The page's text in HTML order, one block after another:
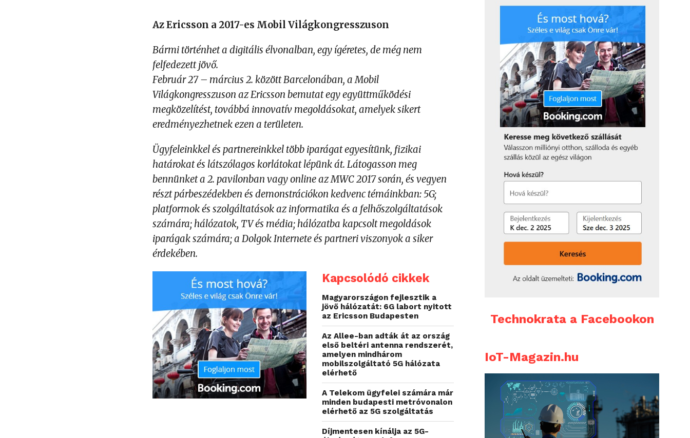
Az Ericsson a 2017-es Mobil Világkongresszuson
Bármi történhet a digitális élvonalban, egy ígéretes, de még nem
felfedezett jövő.
Február 27 – március 2. között Barcelonában, a Mobil
Világkongresszuson az Ericsson bemutat egy együttműködési
megközelítést, továbbá innovatív megoldásokat, amelyek sikert
eredményezhetnek ezen a területen.
Ügyfeleinkkel és partnereinkkel több iparágat egyesítünk, fizikai
határokat és látszólagos korlátokat lépünk át. Látogasson meg
bennünket a 2. pavilonban vagy online az MWC 2017 során, és vegyen
részt párbeszédekben és demonstrációkon kedvenc témáinkban: 5G;
platformok és szolgáltatások az informatika és a felhőszolgáltatások
számára; hálózatok, TV és média; hálózatba kapcsolt megoldások
iparágak számára; a Dolgok Internete és partneri viszonyok a siker
érdekében.
Kapcsolódó cikkek
Magyarországon fejlesztik a
jövő hálózatát: 6G labort nyitott
az Ericsson Budapesten
Az Allee-ban adták át az ország
első beltéri antenna rendszerét,
amelyen mindhárom
mobilszolgáltató 5G hálózata
elérhető
A Telekom ügyfelei számára már
minden budapesti metróvonalon
elérhető az 5G szolgáltatás
Díjmentesen kínálja az 5G-
Technokrata a Facebookon
IoT-Magazin.hu